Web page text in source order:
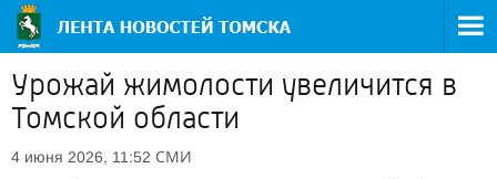
Урожай жимолости увеличится в
Томской области
4 июня 2026, 11:52 СМИ